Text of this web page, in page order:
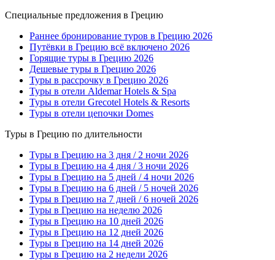
Специальные предложения в Грецию
Раннее бронирование туров в Грецию 2026
Путёвки в Грецию всё включено 2026
Горящие туры в Грецию 2026
Дешевые туры в Грецию 2026
Туры в рассрочку в Грецию 2026
Туры в отели Aldemar Hotels & Spa
Туры в отели Grecotel Hotels & Resorts
Туры в отели цепочки Domes
Туры в Грецию по длительности
Туры в Грецию на 3 дня / 2 ночи 2026
Туры в Грецию на 4 дня / 3 ночи 2026
Туры в Грецию на 5 дней / 4 ночи 2026
Туры в Грецию на 6 дней / 5 ночей 2026
Туры в Грецию на 7 дней / 6 ночей 2026
Туры в Грецию на неделю 2026
Туры в Грецию на 10 дней 2026
Туры в Грецию на 12 дней 2026
Туры в Грецию на 14 дней 2026
Туры в Грецию на 2 недели 2026